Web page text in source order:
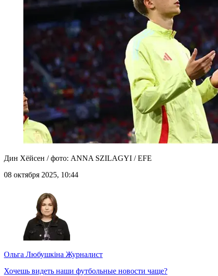
Дин Хёйсен / фото: ANNA SZILAGYI / EFE
08 октября 2025, 10:44
Ольга Любушкіна Журналист
Хочешь видеть наши футбольные новости чаще?